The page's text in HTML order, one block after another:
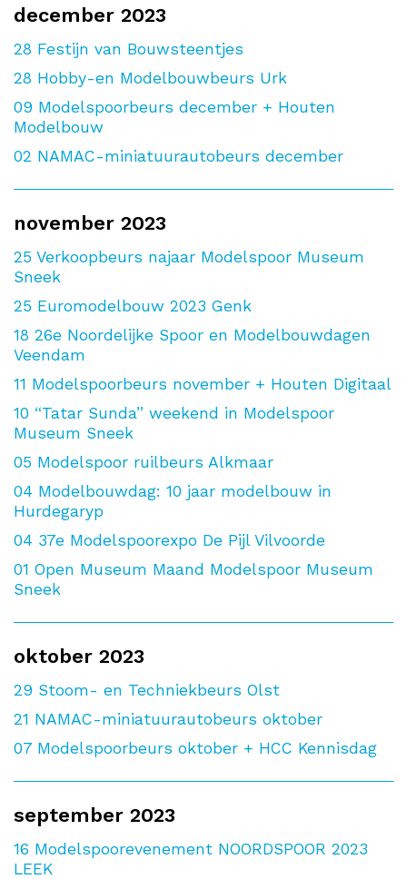
december 2023
28 Festijn van Bouwsteentjes
28 Hobby-en Modelbouwbeurs Urk
09 Modelspoorbeurs december + Houten
Modelbouw
02 NAMAC-miniatuurautobeurs december
november 2023
25 Verkoopbeurs najaar Modelspoor Museum
Sneek
25 Euromodelbouw 2023 Genk
18 26e Noordelijke Spoor en Modelbouwdagen
Veendam
11 Modelspoorbeurs november + Houten Digitaal
10 “Tatar Sunda” weekend in Modelspoor
Museum Sneek
05 Modelspoor ruilbeurs Alkmaar
04 Modelbouwdag: 10 jaar modelbouw in
Hurdegaryp
04 37e Modelspoorexpo De Pijl Vilvoorde
01 Open Museum Maand Modelspoor Museum
Sneek
oktober 2023
29 Stoom- en Techniekbeurs Olst
21 NAMAC-miniatuurautobeurs oktober
07 Modelspoorbeurs oktober + HCC Kennisdag
september 2023
16 Modelspoorevenement NOORDSPOOR 2023
LEEK